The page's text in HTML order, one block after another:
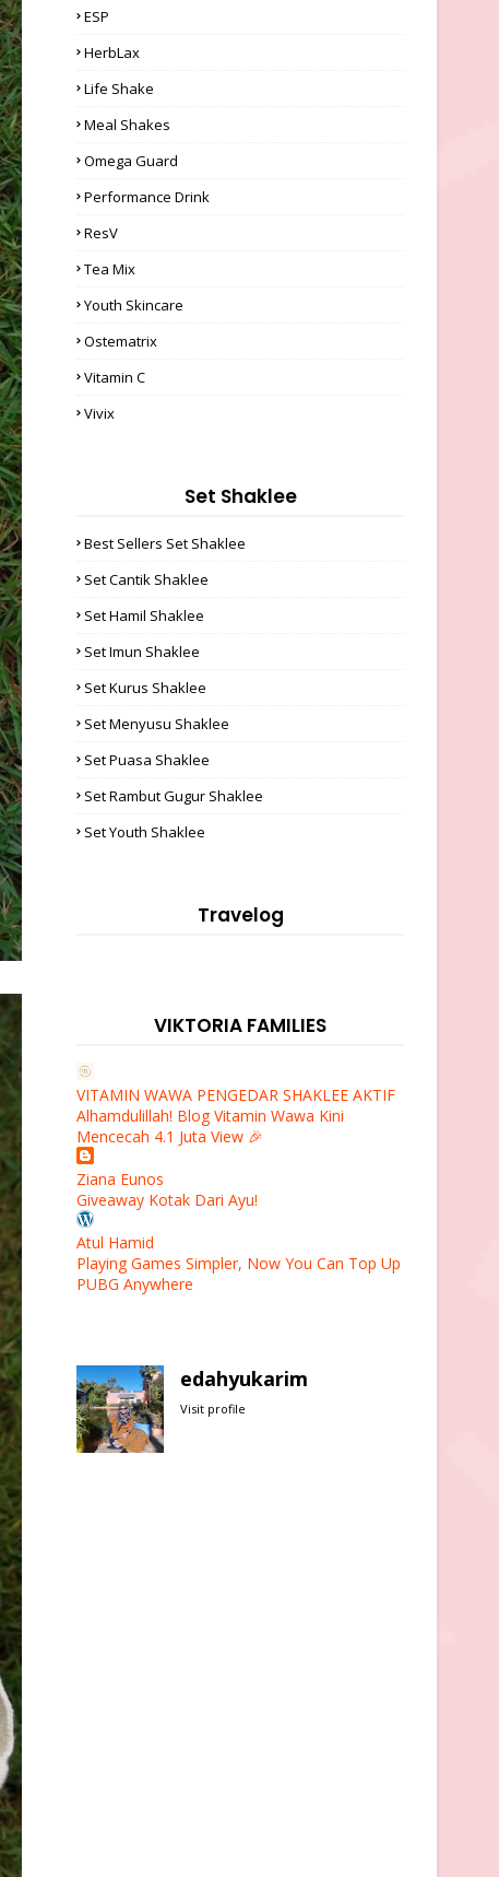
ESP
HerbLax
Life Shake
Meal Shakes
Omega Guard
Performance Drink
ResV
Tea Mix
Youth Skincare
Ostematrix
Vitamin C
Vivix
Set Shaklee
Best Sellers Set Shaklee
Set Cantik Shaklee
Set Hamil Shaklee
Set Imun Shaklee
Set Kurus Shaklee
Set Menyusu Shaklee
Set Puasa Shaklee
Set Rambut Gugur Shaklee
Set Youth Shaklee
Travelog
VIKTORIA FAMILIES
VITAMIN WAWA PENGEDAR SHAKLEE AKTIF
Alhamdulillah! Blog Vitamin Wawa Kini
Mencecah 4.1 Juta View 🎉
Ziana Eunos
Giveaway Kotak Dari Ayu!
Atul Hamid
Playing Games Simpler, Now You Can Top Up
PUBG Anywhere
edahyukarim
Visit profile